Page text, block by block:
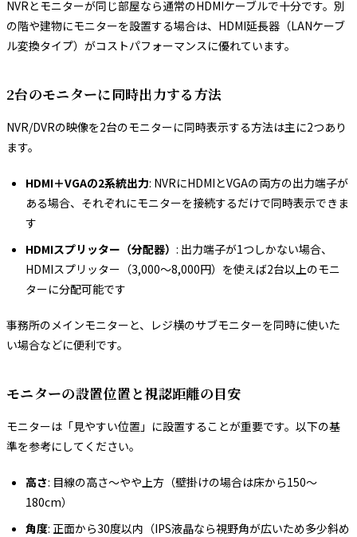
NVRとモニターが同じ部屋なら通常のHDMIケーブルで十分です。別
の階や建物にモニターを設置する場合は、HDMI延長器（LANケーブ
ル変換タイプ）がコストパフォーマンスに優れています。
2台のモニターに同時出力する方法
NVR/DVRの映像を2台のモニターに同時表示する方法は主に2つあり
ます。
HDMI＋VGAの2系統出力: NVRにHDMIとVGAの両方の出力端子が
ある場合、それぞれにモニターを接続するだけで同時表示できま
す
HDMIスプリッター（分配器） : 出力端子が1つしかない場合、
HDMIスプリッター（3,000〜8,000円）を使えば2台以上のモニ
ターに分配可能です
事務所のメインモニターと、レジ横のサブモニターを同時に使いた
い場合などに便利です。
モニターの設置位置と視認距離の目安
モニターは「見やすい位置」に設置することが重要です。以下の基
準を参考にしてください。
高さ: 目線の高さ〜やや上方（壁掛けの場合は床から150〜
180cm）
角度: 正面から30度以内（IPS液晶なら視野角が広いため多少斜め